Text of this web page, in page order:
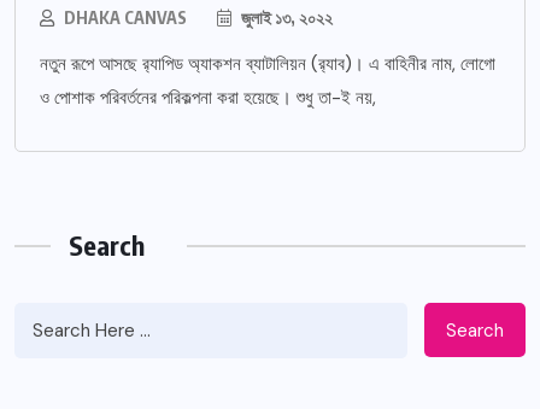
DHAKA CANVAS জুলাই ১৩, ২০২২
নতুন রূপে আসছে র‌্যাপিড অ্যাকশন ব্যাটালিয়ন (র‌্যাব)। এ বাহিনীর নাম, লোগো
ও পোশাক পরিবর্তনের পরিকল্পনা করা হয়েছে। শুধু তা-ই নয়,
Search
Search